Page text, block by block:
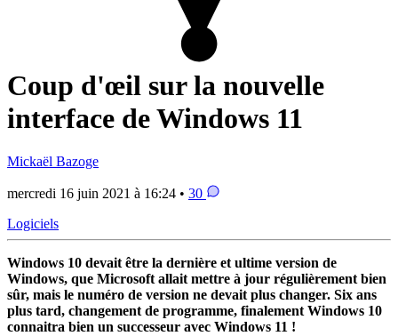
Coup d'œil sur la nouvelle
interface de Windows 11
Mickaël Bazoge
mercredi 16 juin 2021 à 16:24 • 30
Logiciels
Windows 10 devait être la dernière et ultime version de
Windows, que Microsoft allait mettre à jour régulièrement bien
sûr, mais le numéro de version ne devait plus changer. Six ans
plus tard, changement de programme, finalement Windows 10
connaitra bien un successeur avec Windows 11 !